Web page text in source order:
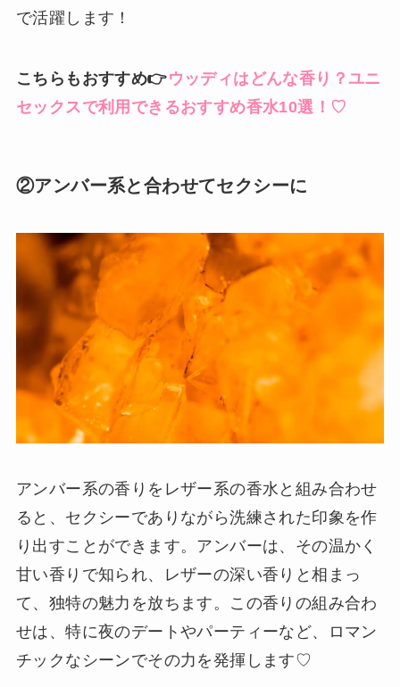
で活躍します！
こちらもおすすめ👉ウッディはどんな香り？ユニ
セックスで利用できるおすすめ香水10選！♡
②アンバー系と合わせてセクシーに
アンバー系の香りをレザー系の香水と組み合わせ
ると、セクシーでありながら洗練された印象を作
り出すことができます。アンバーは、その温かく
甘い香りで知られ、レザーの深い香りと相まっ
て、独特の魅力を放ちます。この香りの組み合わ
せは、特に夜のデートやパーティーなど、ロマン
チックなシーンでその力を発揮します♡